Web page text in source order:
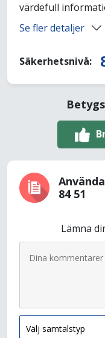
värdefull
Se fler detaljer
Säkerhetsnivå:
84 51
Lämna